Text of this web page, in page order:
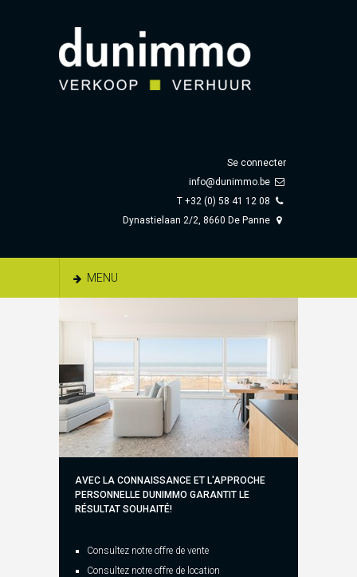
Se connecter
info@dunimmo.be
T +32 (0) 58 41 12 08
Dynastielaan 2/2, 8660 De Panne
MENU
AVEC LA CONNAISSANCE ET L'APPROCHE
PERSONNELLE DUNIMMO GARANTIT LE
RÉSULTAT SOUHAITÉ!
Consultez notre offre de vente
Consultez notre offre de location